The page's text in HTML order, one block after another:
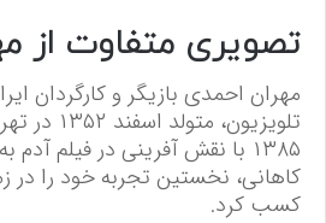
تصویری متفاوت از
مهران احمدی بازیگر و کارگردان
۱۳۸۵ با نقش آفرینی در فیلم آدم
کاهانی، نخستین تجربه خود را در
کسب کرد.